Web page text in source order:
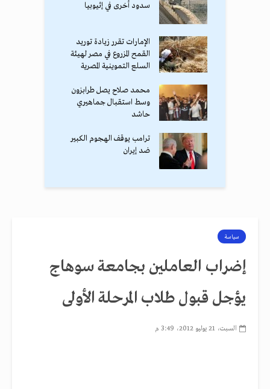
سدود أخرى في إثيوبيا
الإمارات تقرر زيادة توريد
القمح المزروع في مصر لهيئة
السلع التموينية المصرية
محمد صلاح يصل طرابزون
وسط استقبال جماهيري
حاشد
ترامب يوقف الهجوم الكبير
ضد إيران
سياسة
إضراب العاملين بجامعة سوهاج
يؤجل قبول طلاب المرحلة الأولى
السبت، 21 يوليو 2012، 3:49 م